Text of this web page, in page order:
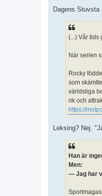
l
ä
Dagens
(...) Vår tids
När serien
Rocky
som
världsliga
rik och
https://
Leksing? Nej.
Han är
Men:
— Jag har